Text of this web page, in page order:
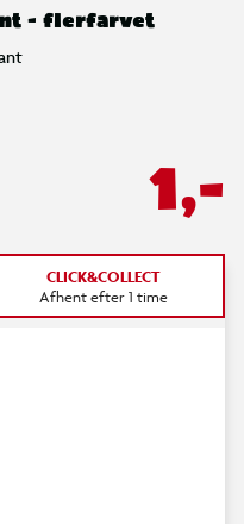
- flerfarvet
1,-
CLICK&COLLECT
Afhent efter 1 time